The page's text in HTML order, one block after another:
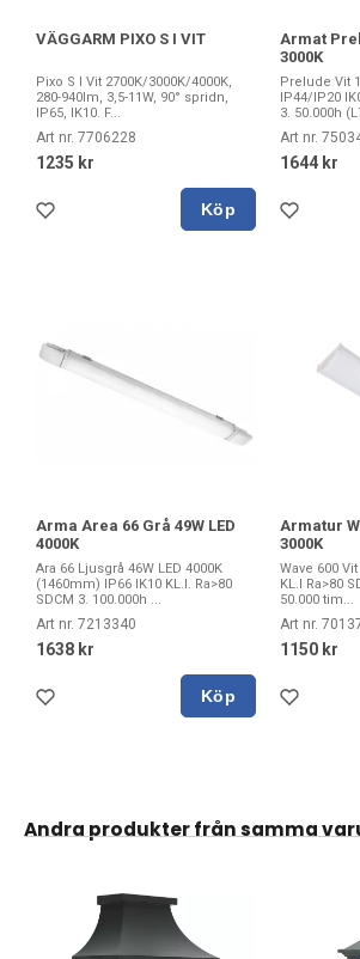
VÄGGARM PIXO S I VIT
Pixo S I Vit 2700K/3000K/4000K,
280-940lm, 3,5-11W, 90° spridn,
IP65, IK10. F...
Art nr. 7706228
1235 kr
Köp
Armat
3000K
Prelude Vit
IP44/IP20
3. 50.000h
Art nr.
1644 kr
Arma Area 66 Grå 49W LED
4000K
Ara 66 Ljusgrå 46W LED 4000K
(1460mm) IP66 IK10 KL.I. Ra>80
SDCM 3. 100.000h ...
Art nr. 7213340
1638 kr
Köp
Armatur
3000K
Wave 600
KL.I Ra>80
50.000 tim...
Art nr.
1150 kr
Andra produkter från samma